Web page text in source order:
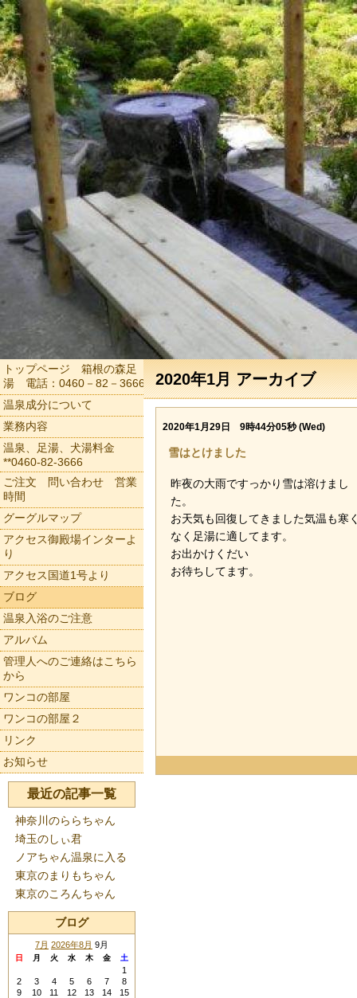
2020年1月 アーカイブ
2020年1月29日 9時44分05秒 (Wed)
雪はとけました
昨夜の大雨ですっかり雪は溶けまし
た。
お天気も回復してきました気温も寒
なく足湯に適してます。
お出かけくだい
お待ちしてます。
トップページ 箱根の森足
湯 電話：0460－82－3666
温泉成分について
業務内容
温泉、足湯、犬湯料金
**0460-82-3666
ご注文 問い合わせ 営業
時間
グーグルマップ
アクセス御殿場インターよ
り
アクセス国道1号より
ブログ
温泉入浴のご注意
アルバム
管理人へのご連絡はこちら
から
ワンコの部屋
ワンコの部屋２
リンク
お知らせ
最近の記事一覧
神奈川のららちゃん
埼玉のしぃ君
ノアちゃん温泉に入る
東京のまりもちゃん
東京のころんちゃん
ブログ
7月 2026年8月 9月
日 月 火 水 木 金 土
1
2
3 4 5 6 7
8
9
10 11 12 13 14
15